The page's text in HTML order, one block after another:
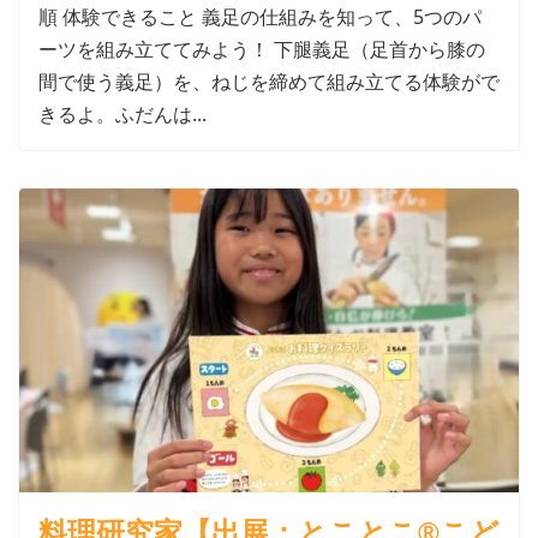
順 体験できること 義足の仕組みを知って、5つのパ
ーツを組み立ててみよう！ 下腿義足（足首から膝の
間で使う義足）を、ねじを締めて組み立てる体験がで
きるよ。ふだんは...